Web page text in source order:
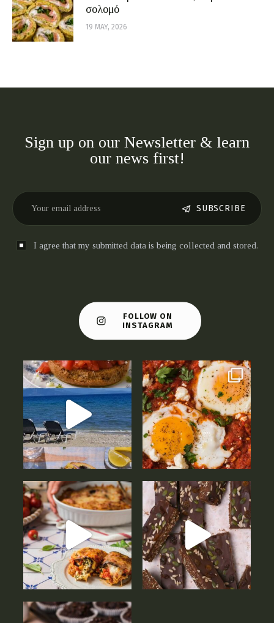
σολομό
19 MAY, 2026
Sign up on our Newsletter & learn
our news first!
SUBSCRIBE
I agree that my submitted data is being collected and stored.
FOLLOW ON
INSTAGRAM